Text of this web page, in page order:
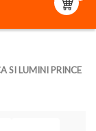
SI LUMINI PRINCE